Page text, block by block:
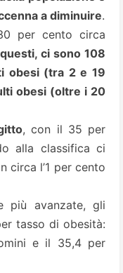
a diminuire.
per cento circa
ci sono 108
obesi (tra 2 e 19
obesi (oltre i 20
, con il 35 per
alla classifica ci
circa l’1 per cento
più avanzate, gli
tasso di obesità:
e il 35,4 per